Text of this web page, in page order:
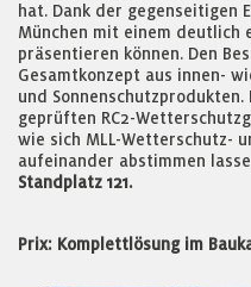
hat. Dank der gegenseitigen
München mit einem deutlich
präsentieren können. Den
Gesamtkonzept aus innen-
und
geprüften RC2-
wie sich MLL-Wetterschutz-
aufeinander abstimmen
Standplatz 121.
Prix: Komplettlösung im